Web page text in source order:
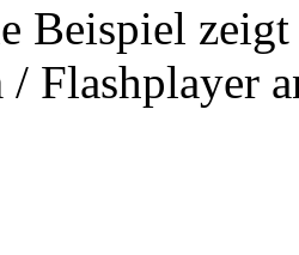
Beispiel
/ Flashplayer